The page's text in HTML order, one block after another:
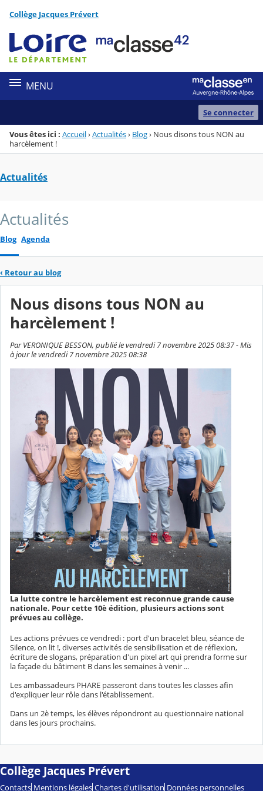
Menu de la rubrique
Contenu
Collège Jacques Prévert
MENU
Se connecter
Vous êtes ici : Accueil›Actualités› Blog› Nous disons tous NON au
harcèlement !
Actualités
Actualités
Blog Agenda
‹ Retour au blog
Nous disons tous NON au
harcèlement !
Par VERONIQUE BESSON, publié le vendredi 7 novembre 2025 08:37 - Mis
à jour le vendredi 7 novembre 2025 08:38
La lutte contre le harcèlement est reconnue grande cause
nationale. Pour cette 10è édition, plusieurs actions sont
prévues au collège.
Les actions prévues ce vendredi : port d'un bracelet bleu, séance de
Silence, on lit !, diverses activités de sensibilisation et de réflexion,
écriture de slogans, préparation d'un pixel art qui prendra forme sur
la façade du bâtiment B dans les semaines à venir ...
Les ambassadeurs PHARE passeront dans toutes les classes afin
d'expliquer leur rôle dans l'établissement.
Dans un 2è temps, les élèves répondront au questionnaire national
dans les jours prochains.
Collège Jacques Prévert
Contacts Mentions légales Chartes d'utilisation Données personnelles